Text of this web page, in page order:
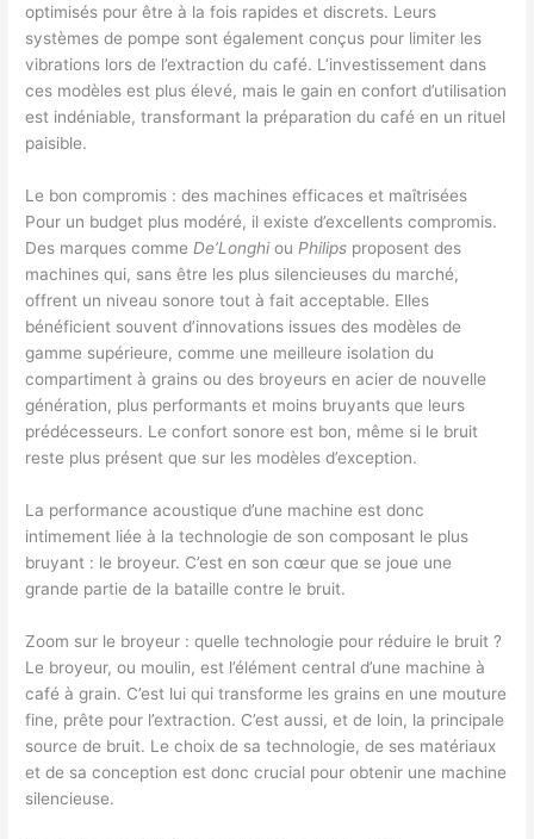
optimisés pour être à la fois rapides et discrets. Leurs
systèmes de pompe sont également conçus pour limiter les
vibrations lors de l’extraction du café. L’investissement dans
ces modèles est plus élevé, mais le gain en confort d’utilisation
est indéniable, transformant la préparation du café en un rituel
paisible.
Le bon compromis : des machines efficaces et maîtrisées
Pour un budget plus modéré, il existe d’excellents compromis.
Des marques comme De’Longhiou Philips proposent des
machines qui, sans être les plus silencieuses du marché,
offrent un niveau sonore tout à fait acceptable. Elles
bénéficient souvent d’innovations issues des modèles de
gamme supérieure, comme une meilleure isolation du
compartiment à grains ou des broyeurs en acier de nouvelle
génération, plus performants et moins bruyants que leurs
prédécesseurs. Le confort sonore est bon, même si le bruit
reste plus présent que sur les modèles d’exception.
La performance acoustique d’une machine est donc
intimement liée à la technologie de son composant le plus
bruyant : le broyeur. C’est en son cœur que se joue une
grande partie de la bataille contre le bruit.
Zoom sur le broyeur : quelle technologie pour réduire le bruit ?
Le broyeur, ou moulin, est l’élément central d’une machine à
café à grain. C’est lui qui transforme les grains en une mouture
fine, prête pour l’extraction. C’est aussi, et de loin, la principale
source de bruit. Le choix de sa technologie, de ses matériaux
et de sa conception est donc crucial pour obtenir une machine
silencieuse.